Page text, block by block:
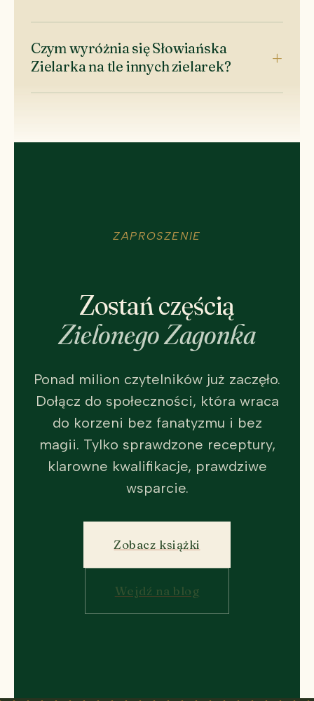
Czym wyróżnia się Słowiańska
Zielarka na tle innych zielarek?
ZAPROSZENIE
Zostań częścią
Zielonego Zagonka
Ponad milion czytelników już zaczęło.
Dołącz do społeczności, która wraca
do korzeni bez fanatyzmu i bez
magii. Tylko sprawdzone receptury,
klarowne kwalifikacje, prawdziwe
wsparcie.
Zobacz książki
Wejdź na blog